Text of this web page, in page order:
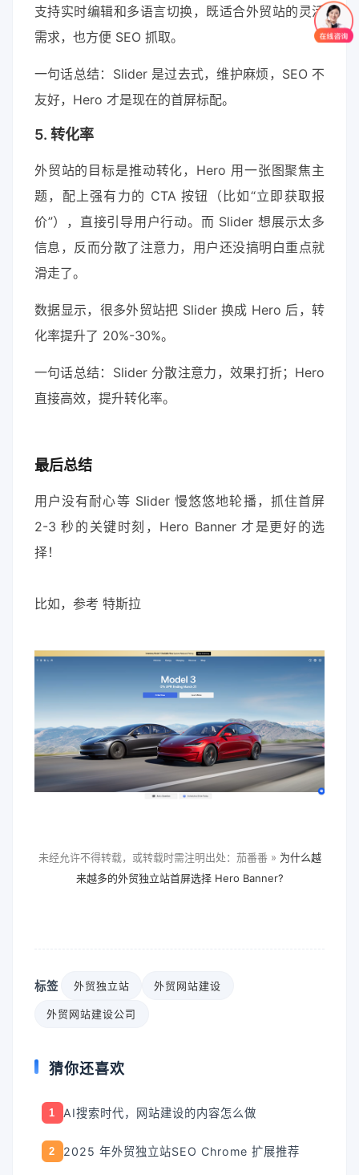
支持实时编辑和多语言切换，既适合外贸站的灵活
需求，也方便 SEO 抓取。
一句话总结：Slider 是过去式，维护麻烦，SEO 不
友好，Hero 才是现在的首屏标配。
5. 转化率
外贸站的目标是推动转化，Hero 用一张图聚焦主
题，配上强有力的 CTA 按钮（比如“立即获取报
价”），直接引导用户行动。而 Slider 想展示太多
信息，反而分散了注意力，用户还没搞明白重点就
滑走了。
数据显示，很多外贸站把 Slider 换成 Hero 后，转
化率提升了 20%-30%。
一句话总结：Slider 分散注意力，效果打折；Hero
直接高效，提升转化率。
最后总结
用户没有耐心等 Slider 慢悠悠地轮播，抓住首屏
2-3 秒的关键时刻，Hero Banner 才是更好的选
择！
比如，参考 特斯拉
未经允许不得转载，或转载时需注明出处：茄番番 » 为什么越
来越多的外贸独立站首屏选择 Hero Banner?
标签 外贸独立站 外贸网站建设
外贸网站建设公司
猜你还喜欢
1 AI搜索时代，网站建设的内容怎么做
2 2025 年外贸独立站SEO Chrome 扩展推荐